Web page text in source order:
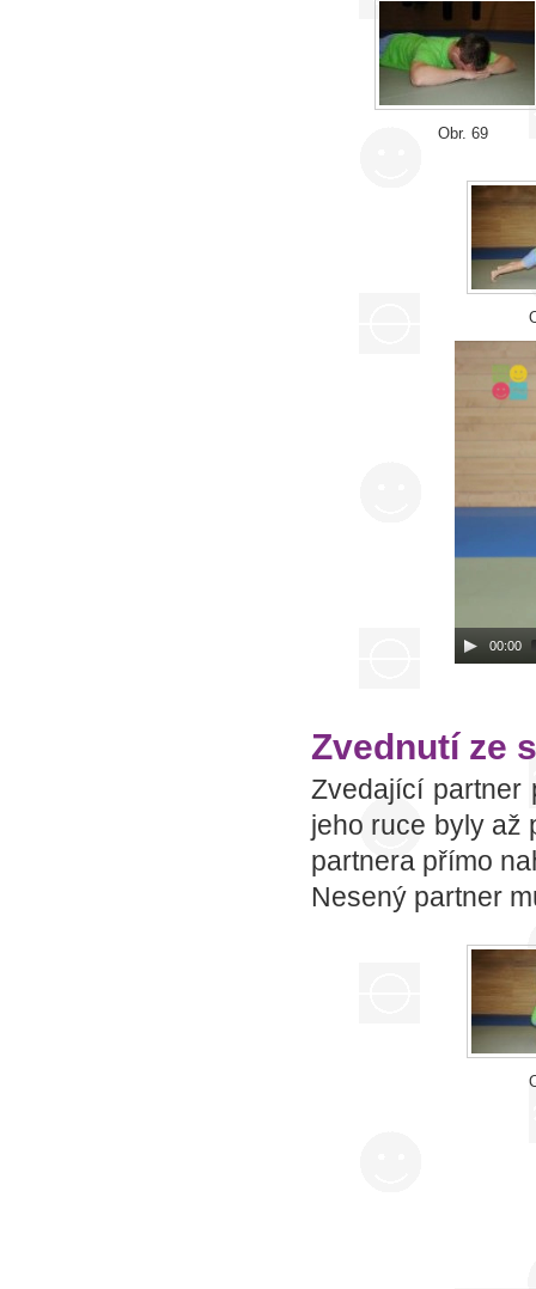
Obr. 69
00:00
Zvednutí ze
Zvedající partner
jeho ruce byly až
partnera přímo
Nesený partner